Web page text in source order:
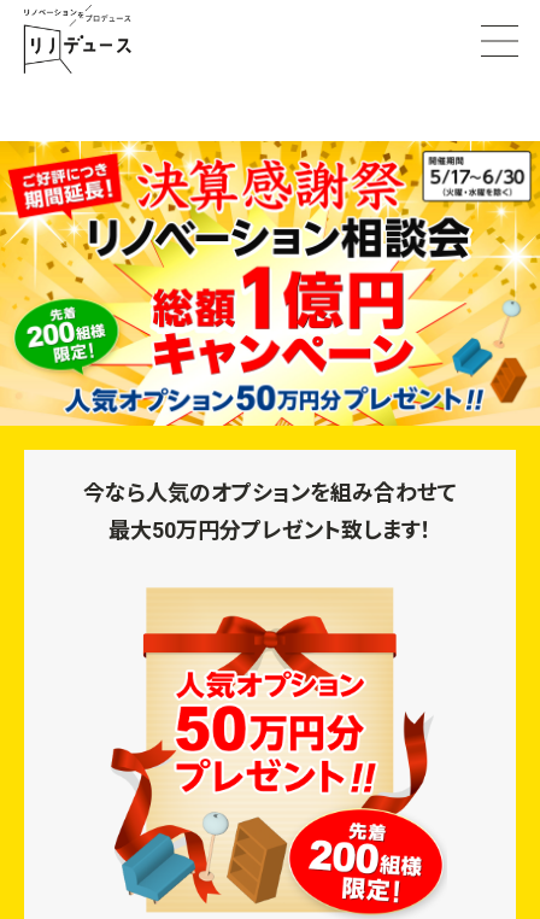
今なら人気のオプションを組み合わせて
最大50万円分プレゼント致します！